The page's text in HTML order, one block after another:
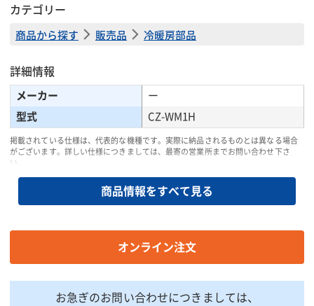
カテゴリー
商品から探す 販売品 冷暖房部品
詳細情報
メーカー
ー
型式
CZ-WM1H
掲載されている仕様は、代表的な機種です。実際に納品されるものとは異なる場合
がございます。詳しい仕様につきましては、最寄の営業所までお問い合わせ下さ
い。
商品説明・特徴
注意事項：取り付け／取り外しは別途有料となります。
印刷用ページ
商品情報をすべて見る
オンライン注文
お急ぎのお問い合わせにつきましては、